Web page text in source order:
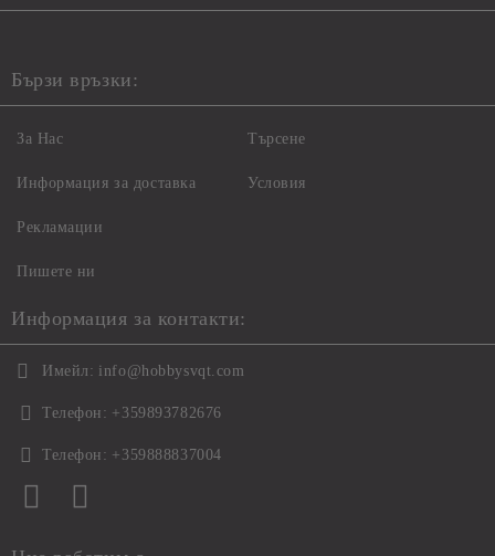
Бързи връзки:
За Нас
Информация за доставка
Рекламации
Пишете ни
Търсене
Условия
Информация за контакти:
Имейл: info@hobbysvqt.com
Телефон: +359893782676
Телефон: +359888837004